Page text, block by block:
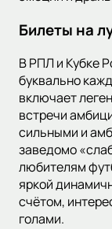
Билеты на
В РПЛ и Кубке
буквально
включает
встречи
сильными и
заведомо
любителям
яркой
счётом,
голами.